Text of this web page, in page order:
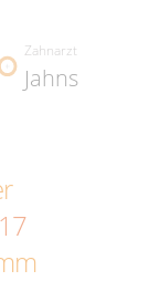
Zahnarzt
Jahns